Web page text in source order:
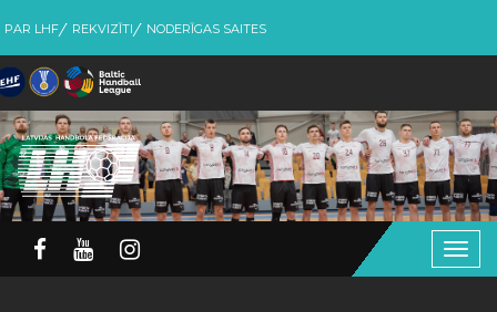
PAR LHF REKVIZĪTI NODERĪGAS SAITES